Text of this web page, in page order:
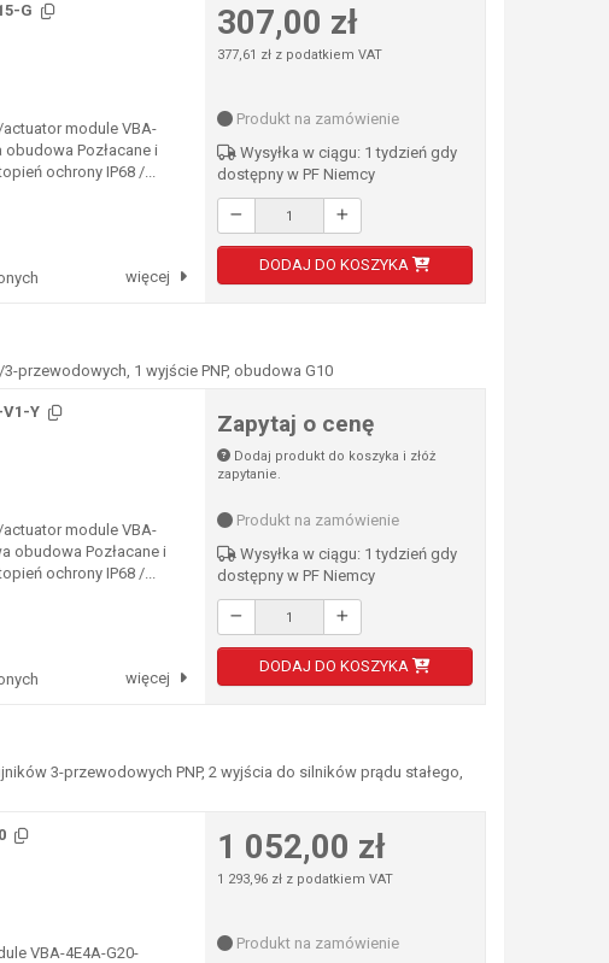
G
module VBA-
Pozłacane i
ochrony IP68 /...
więcej
307,00 zł
377,61 zł z podatkiem VAT
Produkt na zamówienie
Wysyłka w ciągu: 1 tydzień gdy
dostępny w PF Niemcy
DODAJ DO KOSZYKA
przewodowych, 1 wyjście PNP, obudowa G10
Y
module VBA-
obudowa Pozłacane i
ochrony IP68 /...
więcej
Zapytaj o cenę
Dodaj produkt do koszyka i złóż
zapytanie.
Produkt na zamówienie
Wysyłka w ciągu: 1 tydzień gdy
dostępny w PF Niemcy
DODAJ DO KOSZYKA
3-przewodowych PNP, 2 wyjścia do silników prądu stałego,
VBA-4E4A-G20-
1 052,00 zł
1 293,96 zł z podatkiem VAT
Produkt na zamówienie